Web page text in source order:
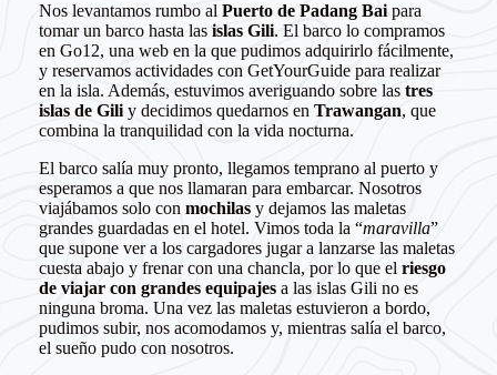
Nos levantamos rumbo al Puerto de Padang Baipara
tomar un barco hasta las islas Gili. El barco lo compramos
en Go12, una web en la que pudimos adquirirlo fácilmente,
y reservamos actividades con GetYourGuide para realizar
en la isla. Además, estuvimos averiguando sobre las tres
islas de Giliy decidimos quedarnos en Trawangan, que
combina la tranquilidad con la vida nocturna.
El barco salía muy pronto, llegamos temprano al puerto y
esperamos a que nos llamaran para embarcar. Nosotros
viajábamos solo con mochilasy dejamos las maletas
grandes guardadas en el hotel. Vimos toda la “maravilla”
que supone ver a los cargadores jugar a lanzarse las maletas
cuesta abajo y frenar con una chancla, por lo que el riesgo
de viajar con grandes equipajesa las islas Gili no es
ninguna broma. Una vez las maletas estuvieron a bordo,
pudimos subir, nos acomodamos y, mientras salía el barco,
el sueño pudo con nosotros.